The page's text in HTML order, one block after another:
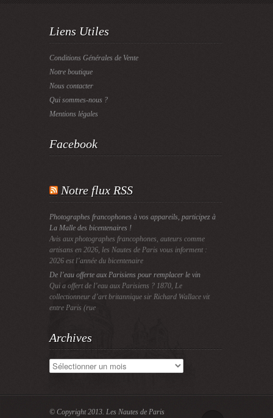
Liens Utiles
Conditions Générales de Vente
Notre boutique
Nous contacter
Qui sommes-nous ?
Mentions légales
Facebook
Notre flux RSS
Photographes francophones à vos appareils, participez à
La Malle des bicentenaires !
Avis aux photographes francophones, auteurs comme
artisans en 2026, les Nautes de Paris vous informent :
2026 est l’année du bicentenaire
De l’eau offerte aux Parisiens pour remplacer le vin
Qui a offert de l’eau aux Parisiens ? 1870, Le
collectionneur d’art britannique sir Richard Wallace vit
entre Paris (rue
Archives
Archives
© Copyright 2013. Les Nautes de Paris